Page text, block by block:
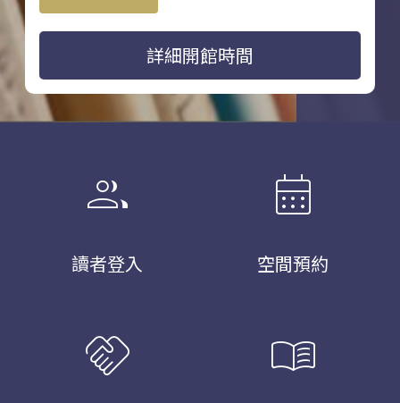
詳細開館時間
group
讀者登入
calendar_month
空間預約
handshake menu_book